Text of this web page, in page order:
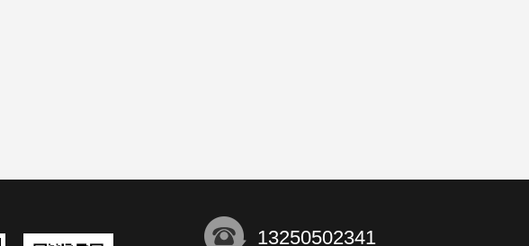
13250502341